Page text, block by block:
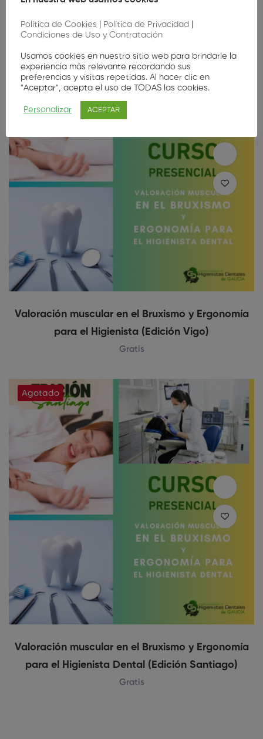
Agotado
Valoración muscular en el Bruxismo y Ergonomía
para el Higienista (Edición Vigo)
Gratis
Agotado
Valoración muscular en el Bruxismo y Ergonomía
para el Higienista Dental (Edición Santiago)
Gratis
Política de Cookies Política de Privacidad
Condiciones de Uso y Contratación
Usamos cookies en nuestro sitio web para brindarle la
experiencia más relevante recordando sus
preferencias y visitas repetidas. Al hacer clic en
"Aceptar", acepta el uso de TODAS las cookies.
Personalizar ACEPTAR